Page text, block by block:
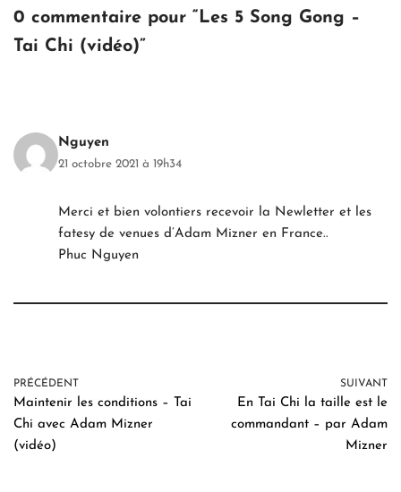
0 commentaire pour “Les 5 Song Gong –
Tai Chi (vidéo)”
Nguyen
21 octobre 2021 à 19h34
Merci et bien volontiers recevoir la Newletter et les
fatesy de venues d’Adam Mizner en France..
Phuc Nguyen
PRÉCÉDENT
Maintenir les conditions – Tai
Chi avec Adam Mizner
(vidéo)
SUIVANT
En Tai Chi la taille est le
commandant – par Adam
Mizner